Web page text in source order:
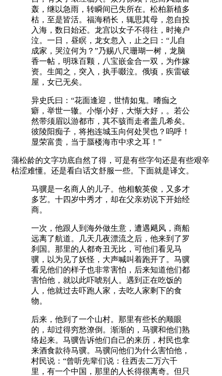
轰，继以急雨，转瞬间已失所在。松柏新植多
枯，至是皆活。福海稍长，辄思其母，忽自投
入海，数日始还。龙宫以女子不得往，时掩户
泣。一日，昼瞑，龙女忽入，止之曰：“儿自
成家，哭泣何为？”乃赐八尺珊瑚一树，龙脑
香一帖，明珠百颗，八宝嵌金合一双，为作嫁
资。生闻之，突入，执手啜泣。俄顷，疾雷破
屋，女已无矣。
异史氏曰：“花面逢迎，世情如鬼。嗜痂之
癖，举世一辙。小惭小好，大惭大好，。若公
然带须眉以游都市，其不骇而走者盖几希矣。
彼陵阳痴子，将抱连城玉向何处哭也？呜呼！
显荣富贵，当于蜃楼海市中求之耳！”
蒲松龄的文字功底自然了得，可是有些字句还是有些艰辛
枯涩难懂。还是看白话文舒服一些。下面就是译文。
马骥是一名商人的儿子。他相貌英俊，又多才
多艺。十四岁中秀才，却在父亲劝说下开始经
商。
一次，他跟人到海外做生意，遭遇飓风，商船
远离了航道。几天几夜漂流之后，他来到了罗
刹国。那里的人都奇丑无比，可他们看见马
骥，以为见了妖怪，大声喊叫着跑开了。马骥
看见他们的样子也非常害怕，后来知道他们都
害怕他，就以此吓唬别人。遇到正在吃饭的
人，他就过去吓跑人家，去吃人家剩下的食
物。
后来，他到了一个山村。那里有些长的顺眼
的，却过得穷愁潦倒。渐渐的，马骥和他们熟
络起来。马骥告诉他们自己的来历，村民也拿
来酒食款待马骥。马骥问他们为什么害怕他，
村民说：“曾听先辈们说：往西去二万六千
里，有一个中国，那里的人长得很离奇。但只